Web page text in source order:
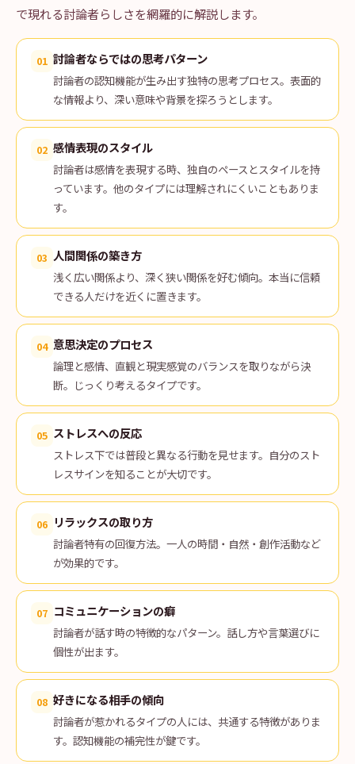
で現れる討論者らしさを網羅的に解説します。
01 討論者ならではの思考パターン
討論者の認知機能が生み出す独特の思考プロセス。表面的
な情報より、深い意味や背景を探ろうとします。
02 感情表現のスタイル
討論者は感情を表現する時、独自のペースとスタイルを持
っています。他のタイプには理解されにくいこともありま
す。
03 人間関係の築き方
浅く広い関係より、深く狭い関係を好む傾向。本当に信頼
できる人だけを近くに置きます。
04 意思決定のプロセス
論理と感情、直観と現実感覚のバランスを取りながら決
断。じっくり考えるタイプです。
05 ストレスへの反応
ストレス下では普段と異なる行動を見せます。自分のスト
レスサインを知ることが大切です。
06 リラックスの取り方
討論者特有の回復方法。一人の時間・自然・創作活動など
が効果的です。
07 コミュニケーションの癖
討論者が話す時の特徴的なパターン。話し方や言葉選びに
個性が出ます。
08 好きになる相手の傾向
討論者が惹かれるタイプの人には、共通する特徴がありま
す。認知機能の補完性が鍵です。